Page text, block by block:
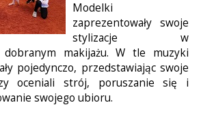
Modelki
zaprezentowały swoje
stylizacje w
dobranym makijażu. W tle muzyki
pojedynczo, przedstawiając swoje
oceniali strój, poruszanie się i
swojego ubioru.